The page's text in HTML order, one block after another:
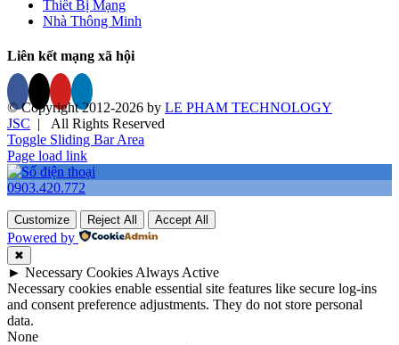
Thiết Bị Mạng
Nhà Thông Minh
Liên kết mạng xã hội
© Copyright 2012-2026 by LE PHAM TECHNOLOGY
JSC | All Rights Reserved
Toggle Sliding Bar Area
Page load link
0903.420.772
Customize Reject All Accept All
Powered by
✖
► Necessary Cookies Always Active
Necessary cookies enable essential site features like secure log-ins
and consent preference adjustments. They do not store personal
data.
None